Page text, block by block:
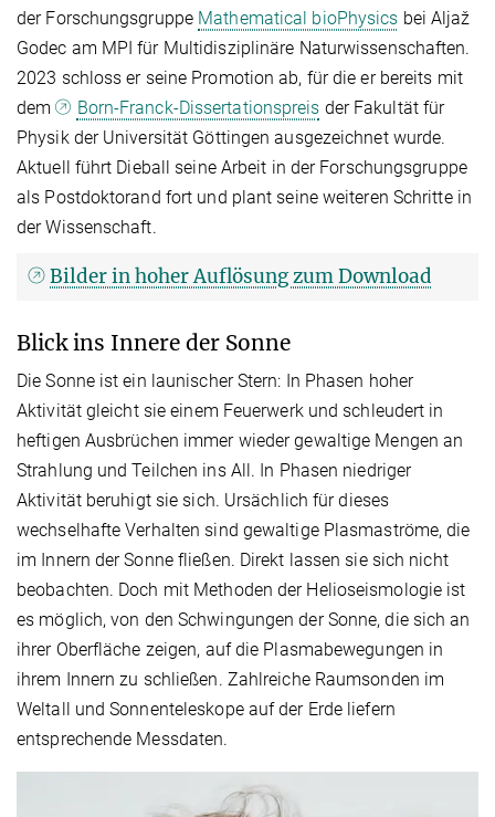
der Forschungsgruppe Mathematical bioPhysics bei Aljaž
Godec am MPI für Multidisziplinäre Naturwissenschaften.
2023 schloss er seine Promotion ab, für die er bereits mit
dem
Born-Franck-Dissertationspreis der Fakultät für
Physik der Universität Göttingen ausgezeichnet wurde.
Aktuell führt Dieball seine Arbeit in der Forschungsgruppe
als Postdoktorand fort und plant seine weiteren Schritte in
der Wissenschaft.
Bilder in hoher Auflösung zum Download
Blick ins Innere der Sonne
Die Sonne ist ein launischer Stern: In Phasen hoher
Aktivität gleicht sie einem Feuerwerk und schleudert in
heftigen Ausbrüchen immer wieder gewaltige Mengen an
Strahlung und Teilchen ins All. In Phasen niedriger
Aktivität beruhigt sie sich. Ursächlich für dieses
wechselhafte Verhalten sind gewaltige Plasmaströme, die
im Innern der Sonne fließen. Direkt lassen sie sich nicht
beobachten. Doch mit Methoden der Helioseismologie ist
es möglich, von den Schwingungen der Sonne, die sich an
ihrer Oberfläche zeigen, auf die Plasmabewegungen in
ihrem Innern zu schließen. Zahlreiche Raumsonden im
Weltall und Sonnenteleskope auf der Erde liefern
entsprechende Messdaten.